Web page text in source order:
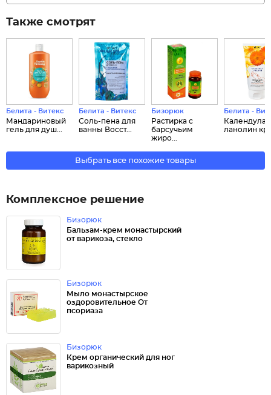
Также смотрят
Белита - Витекс
Мандариновый
гель для душ...
Белита - Витекс
Соль-пена для
ванны Восст...
Бизорюк
Растирка с
барсучьим
жиро...
Белита -
Календула
ланолин
Выбрать все похожие товары
Комплексное решение
Бизорюк
Бальзам-крем монастырский
от варикоза, стекло
Бизорюк
Мыло монастырское
оздоровительное От
псориаза
Бизорюк
Крем органический для ног
варикозный